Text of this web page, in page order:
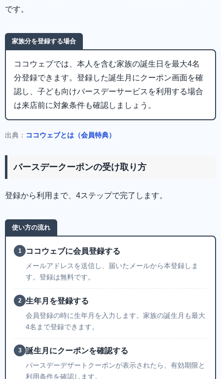
です。
家族分を登録する場合
ココウェブでは、本人を含む家族の誕生日を最大4名
分登録できます。登録した誕生月にクーポン画面を確
認し、子ども向けバースデーサービスを利用する場合
は来店前に対象条件も確認しましょう。
出典： ココウェブとは（会員特典）
バースデークーポンの受け取り方
登録から利用まで、4ステップで完了します。
使い方の流れ
1 ココウェブに会員登録する
メールアドレスを送信し、届いたメールから本登録しま
す。登録は無料です。
2 生年月を登録する
会員登録の時に生年月を入力します。家族の誕生月も最大
4名まで登録できます。
3 誕生月にクーポンを確認する
バースデーデザートクーポンが表示されたら、有効期限と
利用条件を確認します。